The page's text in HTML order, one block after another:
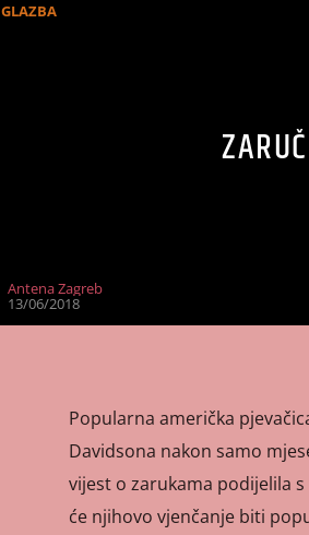
GLAZBA
Antena Zagreb
13/06/2018
Popularna američka
Davidsona nakon samo
vijest o zarukama podijelila
će njihovo vjenčanje biti